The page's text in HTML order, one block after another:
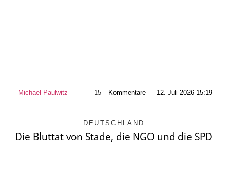
Michael Paulwitz 15 Kommentare — 12. Juli 2026 15:19
DEUTSCHLAND
Die Bluttat von Stade, die NGO und die SPD